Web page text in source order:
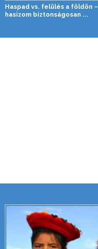
Haspad vs. felülés a földön –
hasizom biztonságosan ...